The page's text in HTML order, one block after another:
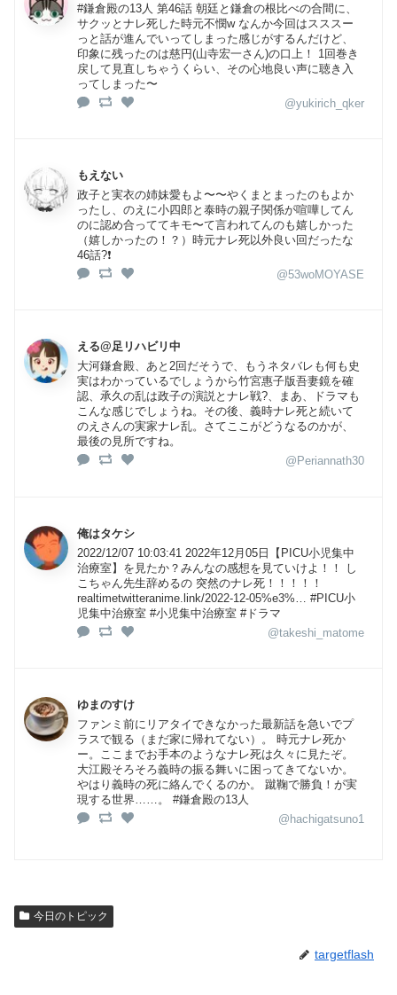
#鎌倉殿の13人 第46話 朝廷と鎌倉の根比べの合間に、
サクッとナレ死した時元不憫w なんか今回はスススー
っと話が進んでいってしまった感じがするんだけど、
印象に残ったのは慈円(山寺宏一さん)の口上！ 1回巻き
戻して見直しちゃうくらい、その心地良い声に聴き入
ってしまった〜
@yukirich_qker
もえない
政子と実衣の姉妹愛もよ〜〜やくまとまったのもよか
ったし、のえに小四郎と泰時の親子関係が喧嘩してん
のに認め合っててキモ〜て言われてんのも嬉しかった
（嬉しかったの！？）時元ナレ死以外良い回だったな
46話?❗️
@53woMOYASE
える@足リハビリ中
大河鎌倉殿、あと2回だそうで、もうネタバレも何も史
実はわかっているでしょうから竹宮惠子版吾妻鏡を確
認、承久の乱は政子の演説とナレ戦?、まあ、ドラマも
こんな感じでしょうね。その後、義時ナレ死と続いて
のえさんの実家ナレ乱。さてここがどうなるのかが、
最後の見所ですね。
@Periannath30
俺はタケシ
2022/12/07 10:03:41 2022年12月05日【PICU小児集中
治療室】を見たか？みんなの感想を見ていけよ！！ し
こちゃん先生辞めるの 突然のナレ死！！！！！
realtimetwitteranime.link/2022-12-05%e3%… #PICU小
児集中治療室 #小児集中治療室 #ドラマ
@takeshi_matome
ゆまのすけ
ファンミ前にリアタイできなかった最新話を急いでプ
ラスで観る（まだ家に帰れてない）。 時元ナレ死か
ー。ここまでお手本のようなナレ死は久々に見たぞ。
大江殿そろそろ義時の振る舞いに困ってきてないか。
やはり義時の死に絡んでくるのか。 蹴鞠で勝負！が実
現する世界……。 #鎌倉殿の13人
@hachigatsuno1
今日のトピック
targetflash